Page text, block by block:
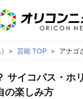
) 芸能 TOP アナゴ
サイコパス・ホ
の楽しみ方